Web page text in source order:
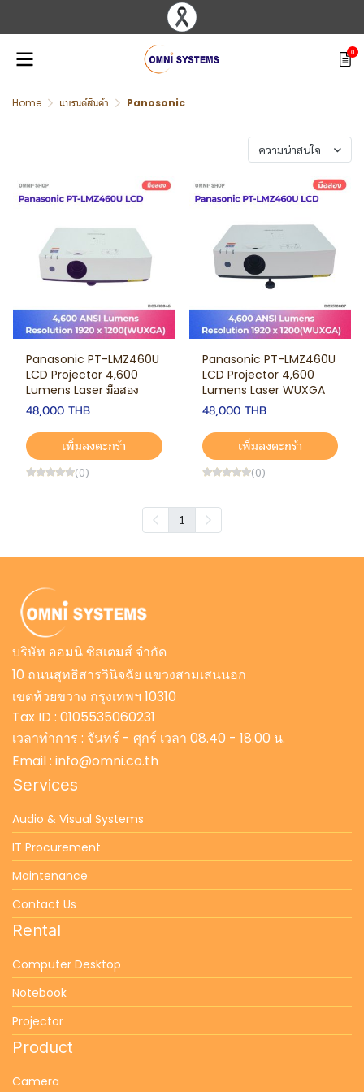
0
Home แบรนด์สินค้า Panosonic
ความน่าสนใจ
Panasonic PT-LMZ460U
LCD Projector 4,600
Lumens Laser มือสอง
48,000 THB
เพิ่มลงตะกร้า
(0)
Panasonic PT-LMZ460U
LCD Projector 4,600
Lumens Laser WUXGA
48,000 THB
เพิ่มลงตะกร้า
(0)
1
บริษัท ออมนิ ซิสเตมส์ จำกัด
10 ถนนสุทธิสารวินิจฉัย แขวงสามเสนนอก
เขตห้วยขวาง กรุงเทพฯ 10310
Tax ID : 0105535060231
เวลาทำการ : จันทร์ - ศุกร์ เวลา 08.40 - 18.00 น.
Email : info@omni.co.th
Services
Audio & Visual Systems
IT Procurement
Maintenance
Contact Us
Rental
Computer Desktop
Notebook
Projector
Product
Camera